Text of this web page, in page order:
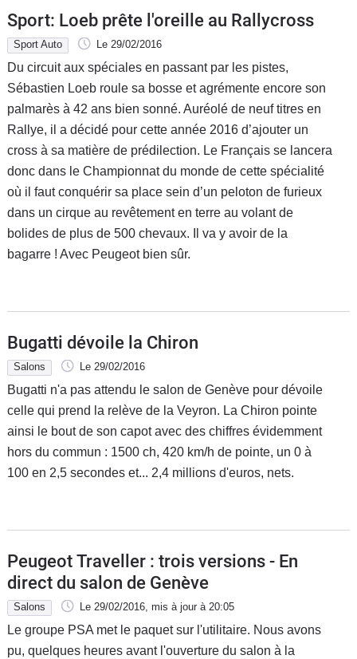
Sport: Loeb prête l'oreille au Rallycross
Sport Auto Le 29/02/2016
Du circuit aux spéciales en passant par les pistes,
Sébastien Loeb roule sa bosse et agrémente encore son
palmarès à 42 ans bien sonné. Auréolé de neuf titres en
Rallye, il a décidé pour cette année 2016 d’ajouter un
cross à sa matière de prédilection. Le Français se lancera
donc dans le Championnat du monde de cette spécialité
où il faut conquérir sa place sein d’un peloton de furieux
dans un cirque au revêtement en terre au volant de
bolides de plus de 500 chevaux. Il va y avoir de la
bagarre ! Avec Peugeot bien sûr.
Bugatti dévoile la Chiron
Salons Le 29/02/2016
Bugatti n'a pas attendu le salon de Genève pour dévoile
celle qui prend la relève de la Veyron. La Chiron pointe
ainsi le bout de son capot avec des chiffres évidemment
hors du commun : 1500 ch, 420 km/h de pointe, un 0 à
100 en 2,5 secondes et... 2,4 millions d'euros, nets.
Peugeot Traveller : trois versions - En
direct du salon de Genève
Salons Le 29/02/2016, mis à jour à 20:05
Le groupe PSA met le paquet sur l'utilitaire. Nous avons
pu, quelques heures avant l'ouverture du salon à la